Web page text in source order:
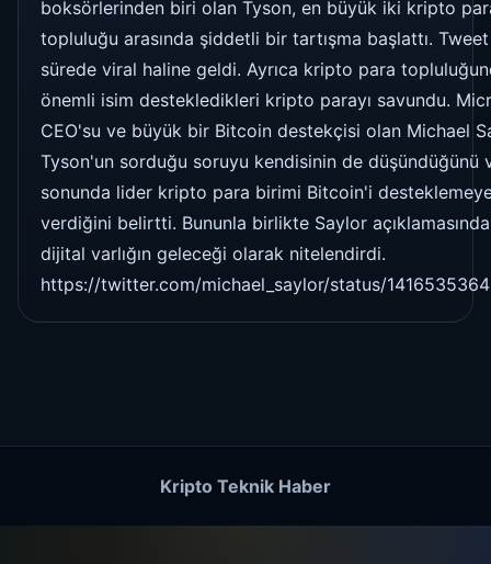
boksörlerinden biri olan Tyson, en büyük iki kripto
topluluğu arasında şiddetli bir tartışma başlattı. Tweet
sürede viral haline geldi. Ayrıca kripto para
önemli isim destekledikleri kripto parayı savundu.
CEO'su ve büyük bir Bitcoin destekçisi olan Michael
Tyson'un sorduğu soruyu kendisinin de düşündüğünü
sonunda lider kripto para birimi Bitcoin'i
verdiğini belirtti. Bununla birlikte Saylor
dijital varlığın geleceği olarak nitelendirdi.
https://twitter.com/michael_saylor/status/
Kripto Teknik Haber